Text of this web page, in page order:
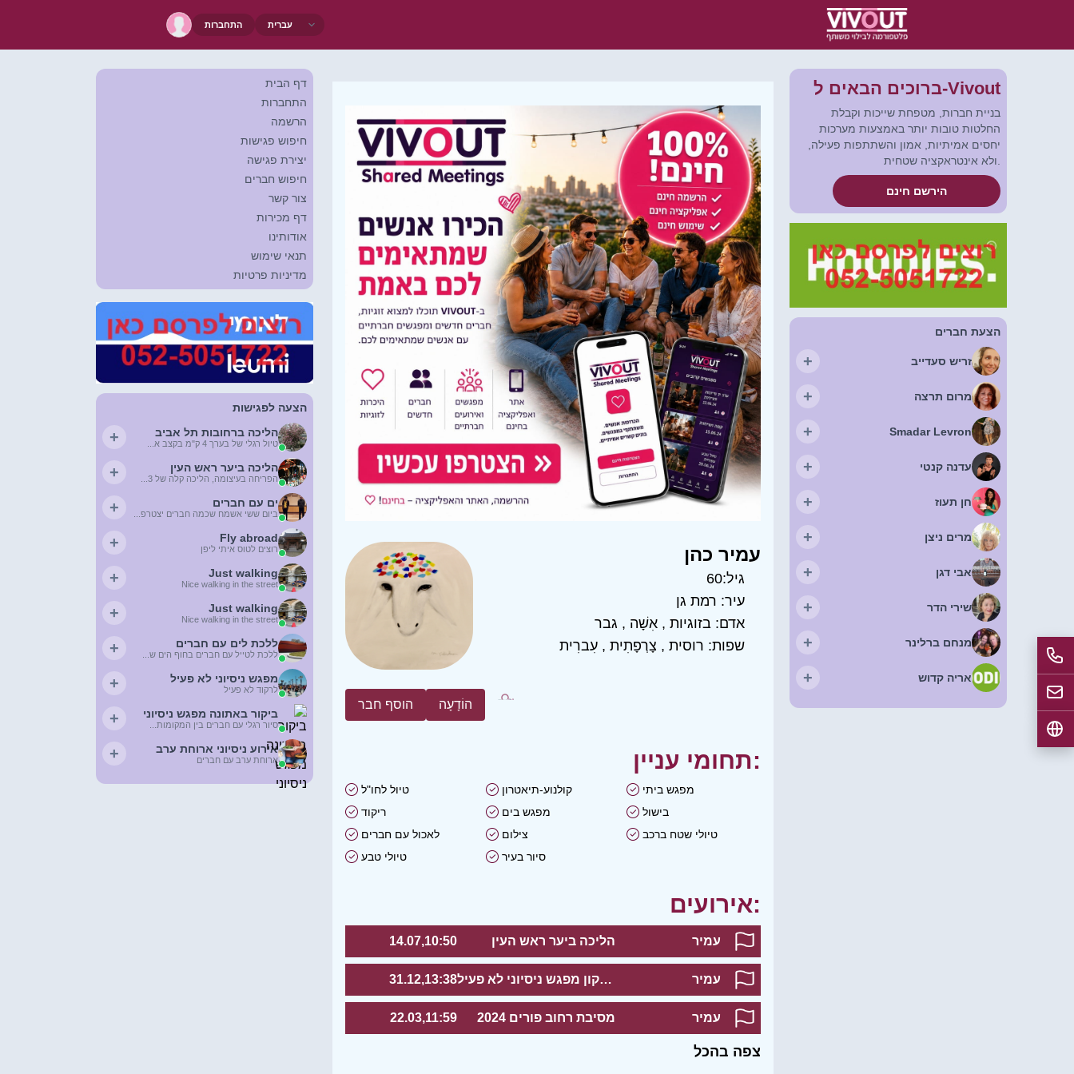
התחברות
דף הבית
התחברות
הרשמה
חיפוש פגישות
יצירת פגישה
חיפוש חברים
צור קשר
דף מכירות
אודותינו
תנאי שימוש
מדיניות פרטיות
הצעה לפגישות
הליכה ברחובות תל אביב
טיול רגלי של בערך 4 ק"מ בקצב א... +
הליכה ביער ראש העין
הפריחה בעיצומה, הליכה קלה של 3... +
ים עם חברים
ביום ששי אשמח שכמה חברים יצטרפ... +
Fly abroad
רוצים לטוס איתי ליפן +
Just walking
Nice walking in the street
+
Just walking
Nice walking in the street
+
ללכת לים עם חברים
ללכת לטייל עם חברים בחוף הים ש... +
מפגש ניסיוני לא פעיל
לרקוד לא פעיל +
ביקור באתונה מפגש ניסיוני
סיור רגלי עם חברים בין המקומות... +
אירוע ניסיוני ארוחת ערב
ארוחת ערב עם חברים +
עמיר כהן
גיל:60
עיר: רמת גן
אדם: בזוגיות , אִשָׁה , גבר
שפות: רוסית , צָרְפָתִית , עִברִית
הוסף חבר הוֹדָעָה
תחומי עניין:
טיול לחו"ל קולנוע-תיאטרון
מפגש ביתי
ריקוד
מפגש בים
בישול
לאכול עם חברים
צילום
טיולי שטח ברכב
טיולי טבע
סיור בעיר
אירועים:
14.07,10:50 הליכה ביער ראש העין עמיר
31.12,13:38 טיול לאורך הירקון מפגש ניסיוני לא פעיל עמיר
22.03,11:59 מסיבת רחוב פורים 2024 עמיר
צפה בהכל
ברוכים הבאים ל-Vivout
בניית חברות, מטפחת שייכות וקבלת
החלטות טובות יותר באמצעות מערכות
יחסים אמיתיות, אמון והשתתפות פעילה,
הירשם חינם
הצעת חברים
זריש סעדייב +
מרום תרצה +
Smadar Levron
+
עדנה קנטי +
חן תעוז +
מרים ניצן +
אבי דגן +
שירי הדר +
מנחם ברלינר +
אריה קדוש +